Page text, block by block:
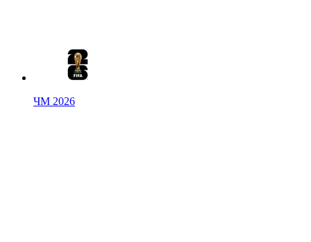
ЧМ 2026